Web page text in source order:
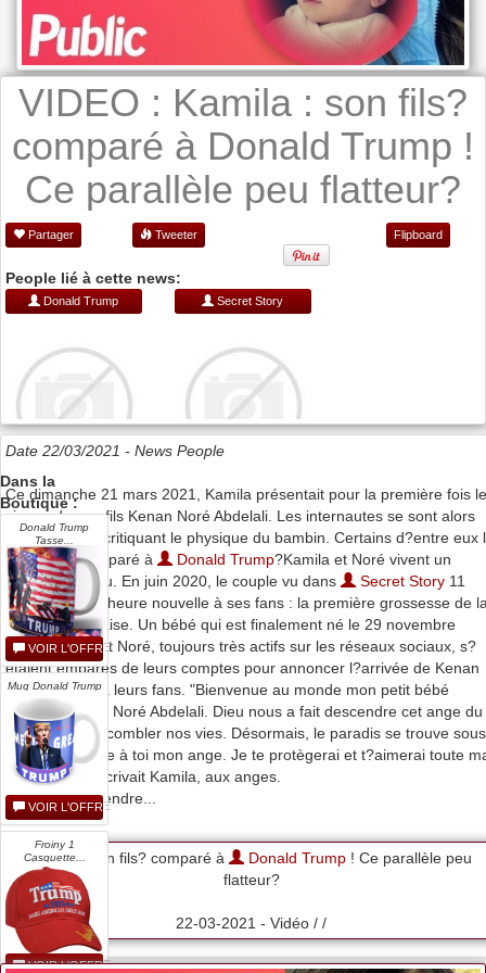
VIDEO : Kamila : son fils?
comparé à Donald Trump !
Ce parallèle peu flatteur?
Partager Tweeter Flipboard
People lié à cette news:
Donald Trump Secret Story
Date 22/03/2021 - News People
Ce dimanche 21 mars 2021, Kamila présentait pour la première fois le
visage de son fils Kenan Noré Abdelali. Les internautes se sont alors
déchaînés en critiquant le physique du bambin. Certains d?entre eux
ont même comparé à
Donald Trump?Kamila et Noré vivent un
bonheur absolu. En juin 2020, le couple vu dans
Secret Story 11
annonçait une heure nouvelle à ses fans : la première grossesse de
jeune Marseillaise. Un bébé qui est finalement né le 29 novembre
2020. Kamila et Noré, toujours très actifs sur les réseaux sociaux, s?
étaient emparés de leurs comptes pour annoncer l?arrivée de Kenan
Noré Abdelali à leurs fans. "Bienvenue au monde mon petit bébé
préféré, Kenan Noré Abdelali. Dieu nous a fait descendre cet ange du
ciel pour venir combler nos vies. Désormais, le paradis se trouve sous
nos pieds grâce à toi mon ange. Je te protègerai et t?aimerai toute
vie mon fils", écrivait Kamila, aux anges.
Il aura fallu attendre...
Kamila : son fils? comparé à Donald Trump ! Ce parallèle peu
flatteur?
22-03-2021 - Vidéo / /
Dans la
Boutique :
Donald Trump
Tasse...
VOIR L'OFFRE
Mug Donald Trump
VOIR L'OFFRE
Froiny 1
Casquette...
VOIR L'OFFRE